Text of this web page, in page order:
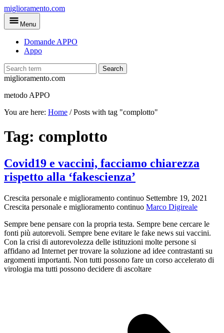
Skip
to
main
miglioramento.com
Menu
Domande APPO
Appo
Search
miglioramento.com
metodo APPO
You are here: Home /Posts with tag "complotto"
Tag: complotto
Covid19 e vaccini, facciamo chiarezza
rispetto alla ‘fakescienza’
Crescita personale e miglioramento continuo Settembre 19, 2021
Crescita personale e miglioramento continuo Marco Digireale
Sempre bene pensare con la propria testa. Sempre bene cercare le
fonti più autorevoli. Sempre bene evitare le fake news sui vaccini.
Con la crisi di autorevolezza delle istituzioni molte persone si
affidano ad Internet per trovare la soluzione ad idee contrastanti su
argomenti importanti. Non tutti possono fare un corso accelerato di
virologia ma tutti possono decidere di ascoltare